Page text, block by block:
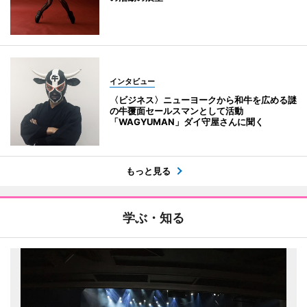
インタビュー
〈ビジネス〉ニューヨークから和牛を広める謎
の牛覆面セールスマンとして活動
「WAGYUMAN」ダイ守屋さんに聞く
もっと見る
学ぶ・知る